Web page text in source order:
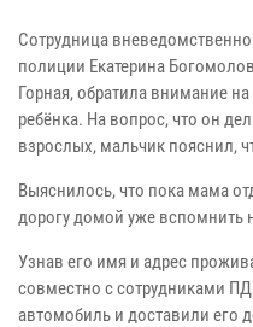
Сотрудница
полиции Екатерина
Горная, обратила внимание
ребёнка. На вопрос, что он
взрослых, мальчик пояснил,
Выяснилось, что пока мама
дорогу домой уже вспомнить
Узнав его имя и адрес
совместно с сотрудниками
автомобиль и доставили его